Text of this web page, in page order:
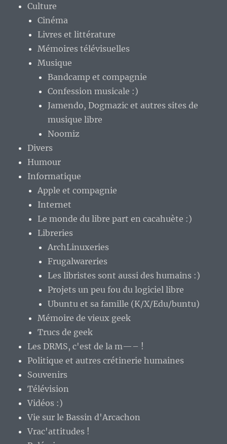
Culture
Cinéma
Livres et littérature
Mémoires télévisuelles
Musique
Bandcamp et compagnie
Confession musicale :)
Jamendo, Dogmazic et autres sites de
musique libre
Noomiz
Divers
Humour
Informatique
Apple et compagnie
Internet
Le monde du libre part en cacahuète :)
Libreries
ArchLinuxeries
Frugalwareries
Les libristes sont aussi des humains :)
Projets un peu fou du logiciel libre
Ubuntu et sa famille (K/X/Edu/buntu)
Mémoire de vieux geek
Trucs de geek
Les DRMS, c'est de la m—– !
Politique et autres crétinerie humaines
Souvenirs
Télévision
Vidéos :)
Vie sur le Bassin d'Arcachon
Vrac'attitudes !